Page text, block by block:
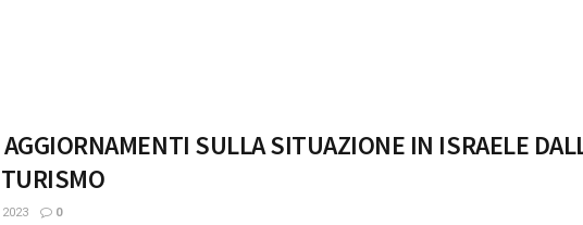
SULLA SITUAZIONE IN ISRAELE
0